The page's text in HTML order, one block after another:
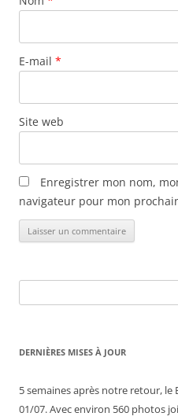
E-mail *
Site web
Enregistrer mon nom,
navigateur pour mon
DERNIÈRES MISES À JOUR
5 semaines après notre retour,
01/07. Avec environ 560 photos